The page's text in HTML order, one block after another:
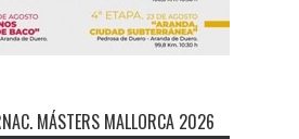
MÁSTERS MALLORCA 2026